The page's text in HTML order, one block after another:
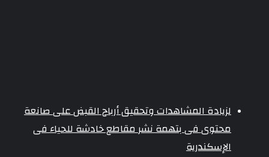
لزيادة المشاهدات وتحقيق أرباح القبض على صانعة
محتوى فى بتهمة نشر مقاطع خادشة للحياء فى
الإسكندرية